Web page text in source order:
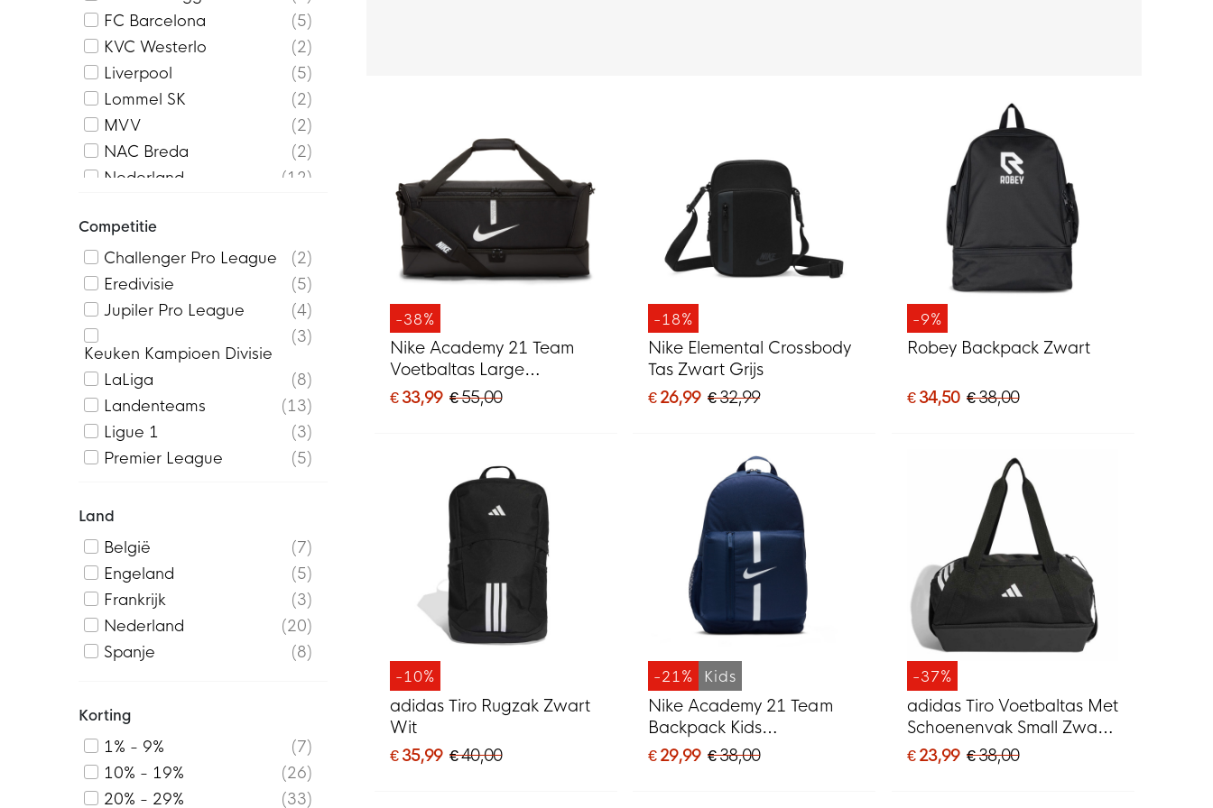
-38%
Nike Academy 21 Team
Voetbaltas Large
Schoenenvak Zwart
€ 33,99 € 55,00
-18%
Nike Elemental Crossbody
Tas Zwart Grijs
€ 26,99 € 32,99
-9%
Robey Backpack Zwart
€ 34,50 € 38,00
-10%
adidas Tiro Rugzak Zwart
Wit
€ 35,99 € 40,00
-21% Kids
Nike Academy 21 Team
Backpack Kids
Donkerblauw
€ 29,99 € 38,00
-37%
adidas Tiro Voetbaltas Met
Schoenenvak Small Zwart
Wit
€ 23,99 € 38,00
FC Barcelona
5
KVC Westerlo
2
Liverpool
5
Lommel SK
2
MVV
2
NAC Breda
2
Nederland
12
PEC Zwolle
Real Madrid
3
SC Cambuur
2
Competitie
Challenger Pro League
2
Eredivisie
5
Jupiler Pro League
4
Keuken Kampioen Divisie
3
LaLiga
8
Landenteams
13
Ligue 1
3
Premier League
5
Land
België
7
Engeland
5
Frankrijk
3
Nederland
20
Spanje
8
Korting
1% - 9%
7
10% - 19%
26
20% - 29%
33